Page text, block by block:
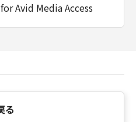
Avid Media Access
る